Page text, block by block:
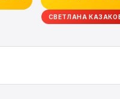
СВЕТЛАНА